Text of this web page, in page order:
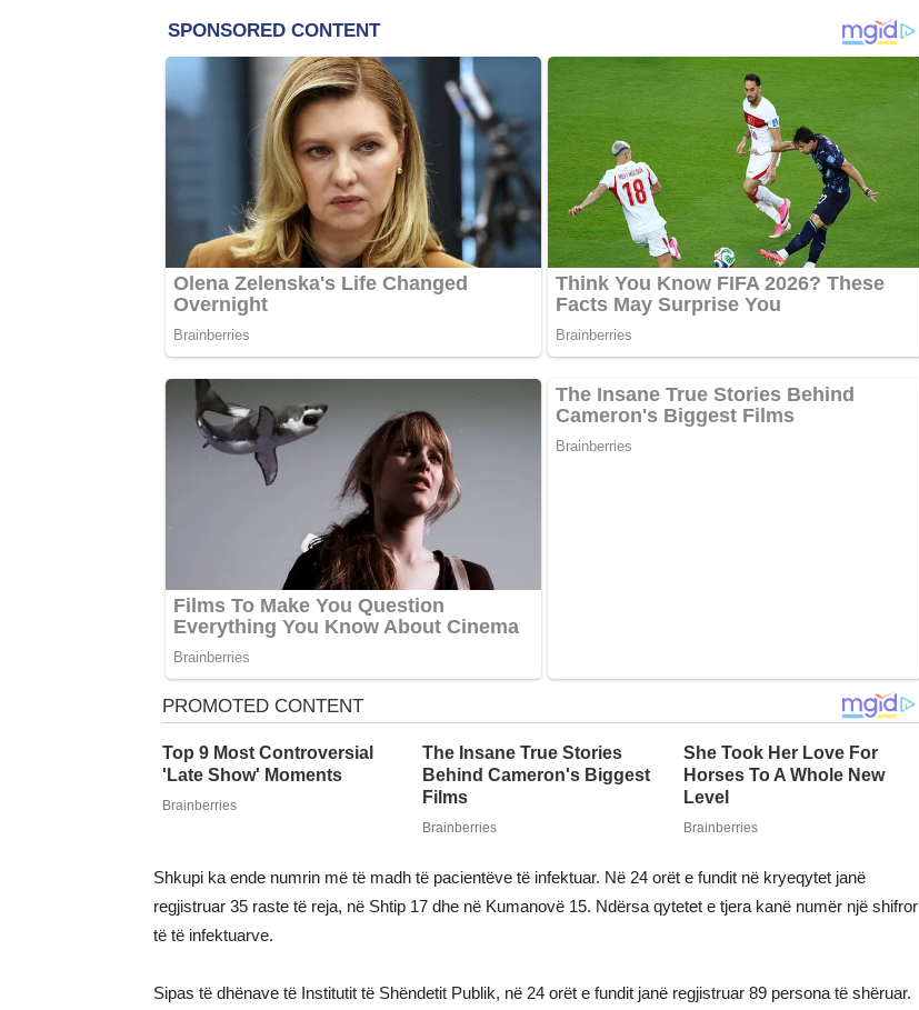
Shkupi ka ende numrin më të madh të pacientëve të infektuar. Në 24 orët e fundit në kryeqytet janë
regjistruar 35 raste të reja, në Shtip 17 dhe në Kumanovë 15. Ndërsa qytetet e tjera kanë numër një shifror
të të infektuarve.
Sipas të dhënave të Institutit të Shëndetit Publik, në 24 orët e fundit janë regjistruar 89 persona të shëruar.